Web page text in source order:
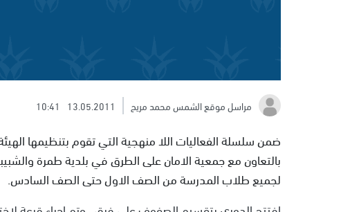
مراسل موقع الشمس محمد مريح 13.05.2011
10:41
ضمن سلسلة الفعاليات اللا منهجية التي تقوم بتنظيمها
بالتعاون مع جمعية الامان على الطرق في بلدية طمرة
لجميع طلاب المدرسة من الصف الاول حتى الصف السادس.